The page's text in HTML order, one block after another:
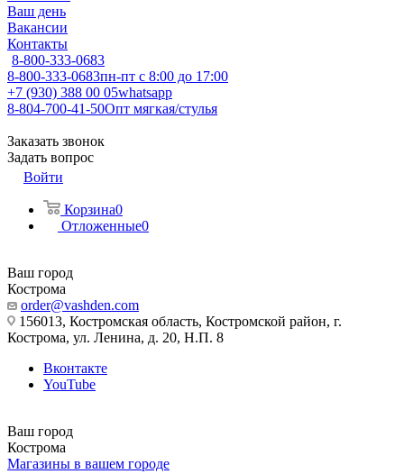
Ваш день
Вакансии
Контакты
8-800-333-0683
8-800-333-0683пн-пт с 8:00 до 17:00
+7 (930) 388 00 05whatsapp
8-804-700-41-50Опт мягкая/стулья
Заказать звонок
Задать вопрос
Войти
Корзина0
Отложенные0
Ваш город
Кострома
order@vashden.com
156013, Костромская область, Костромской район, г.
Кострома, ул. Ленина, д. 20, Н.П. 8
Вконтакте
YouTube
Ваш город
Кострома
Магазины в вашем городе